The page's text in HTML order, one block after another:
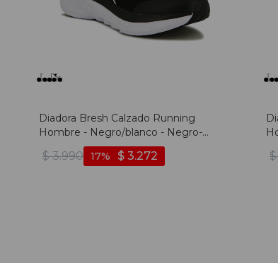
Diadora Bresh Calzado Running
Hombre - Negro/blanco - Negro-
$ 3.990 $ 3.272
17 $